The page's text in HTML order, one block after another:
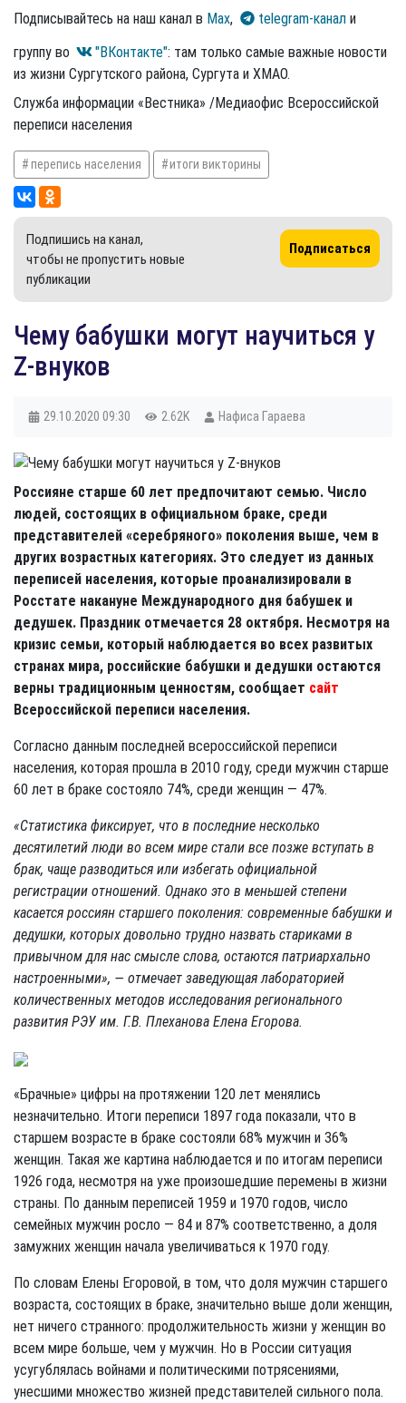
Подписывайтесь на наш канал в Max, telegram-канал и
группу во
"ВКонтакте": там только самые важные новости
из жизни Сургутского района, Сургута и ХМАО.
Служба информации «Вестника» /Медиаофис Всероссийской
переписи населения
перепись населения итоги викторины
Подпишись на канал,
чтобы не пропустить новые
публикации
Подписаться
Чему бабушки могут научиться у
Z-внуков
29.10.2020 09:30 2.62K Нафиса Гараева
Россияне старше 60 лет предпочитают семью. Число
людей, состоящих в официальном браке, среди
представителей «серебряного» поколения выше, чем в
других возрастных категориях. Это следует из данных
переписей населения, которые проанализировали в
Росстате накануне Международного дня бабушек и
дедушек. Праздник отмечается 28 октября. Несмотря на
кризис семьи, который наблюдается во всех развитых
странах мира, российские бабушки и дедушки остаются
верны традиционным ценностям, сообщает сайт
Всероссийской переписи населения.
Согласно данным последней всероссийской переписи
населения, которая прошла в 2010 году, среди мужчин старше
60 лет в браке состояло 74%, среди женщин — 47%.
«Статистика фиксирует, что в последние несколько
десятилетий люди во всем мире стали все позже вступать в
брак, чаще разводиться или избегать официальной
регистрации отношений. Однако это в меньшей степени
касается россиян старшего поколения: современные бабушки и
дедушки, которых довольно трудно назвать стариками в
привычном для нас смысле слова, остаются патриархально
настроенными», — отмечает заведующая лабораторией
количественных методов исследования регионального
развития РЭУ им. Г.В. Плеханова Елена Егорова.
«Брачные» цифры на протяжении 120 лет менялись
незначительно. Итоги переписи 1897 года показали, что в
старшем возрасте в браке состояли 68% мужчин и 36%
женщин. Такая же картина наблюдается и по итогам переписи
1926 года, несмотря на уже произошедшие перемены в жизни
страны. По данным переписей 1959 и 1970 годов, число
семейных мужчин росло — 84 и 87% соответственно, а доля
замужних женщин начала увеличиваться к 1970 году.
По словам Елены Егоровой, в том, что доля мужчин старшего
возраста, состоящих в браке, значительно выше доли женщин,
нет ничего странного: продолжительность жизни у женщин во
всем мире больше, чем у мужчин. Но в России ситуация
усугублялась войнами и политическими потрясениями,
унесшими множество жизней представителей сильного пола.